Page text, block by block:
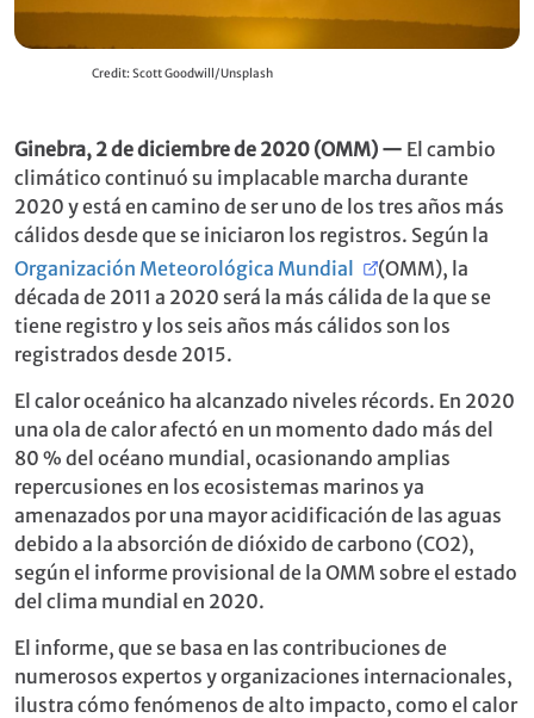
Credit: Scott Goodwill/Unsplash
Ginebra, 2 de diciembre de 2020 (OMM) — El cambio
climático continuó su implacable marcha durante
2020 y está en camino de ser uno de los tres años más
cálidos desde que se iniciaron los registros. Según la
Organización Meteorológica Mundial
(OMM), la
década de 2011 a 2020 será la más cálida de la que se
tiene registro y los seis años más cálidos son los
registrados desde 2015.
El calor oceánico ha alcanzado niveles récords. En 2020
una ola de calor afectó en un momento dado más del
80 % del océano mundial, ocasionando amplias
repercusiones en los ecosistemas marinos ya
amenazados por una mayor acidificación de las aguas
debido a la absorción de dióxido de carbono (CO2),
según el informe provisional de la OMM sobre el estado
del clima mundial en 2020.
El informe, que se basa en las contribuciones de
numerosos expertos y organizaciones internacionales,
ilustra cómo fenómenos de alto impacto, como el calor